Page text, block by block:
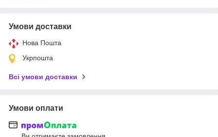
Умови доставки
Нова Пошта
Укрпошта
Всі умови доставки
Умови оплати